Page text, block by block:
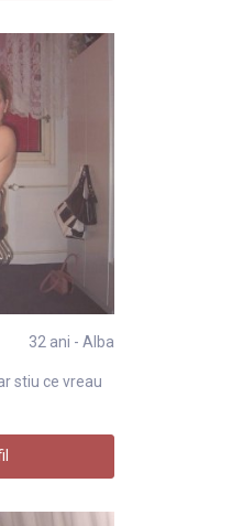
32 ani - Alba
stiu ce vreau